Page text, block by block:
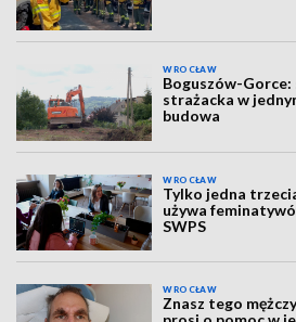
WROCŁAW
Boguszów-Gorce:
strażacka w
budowa
WROCŁAW
Tylko jedna
używa
SWPS
WROCŁAW
Znasz tego